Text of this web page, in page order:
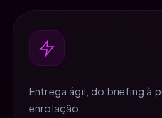
Entrega ágil, do briefing à
enrolação.